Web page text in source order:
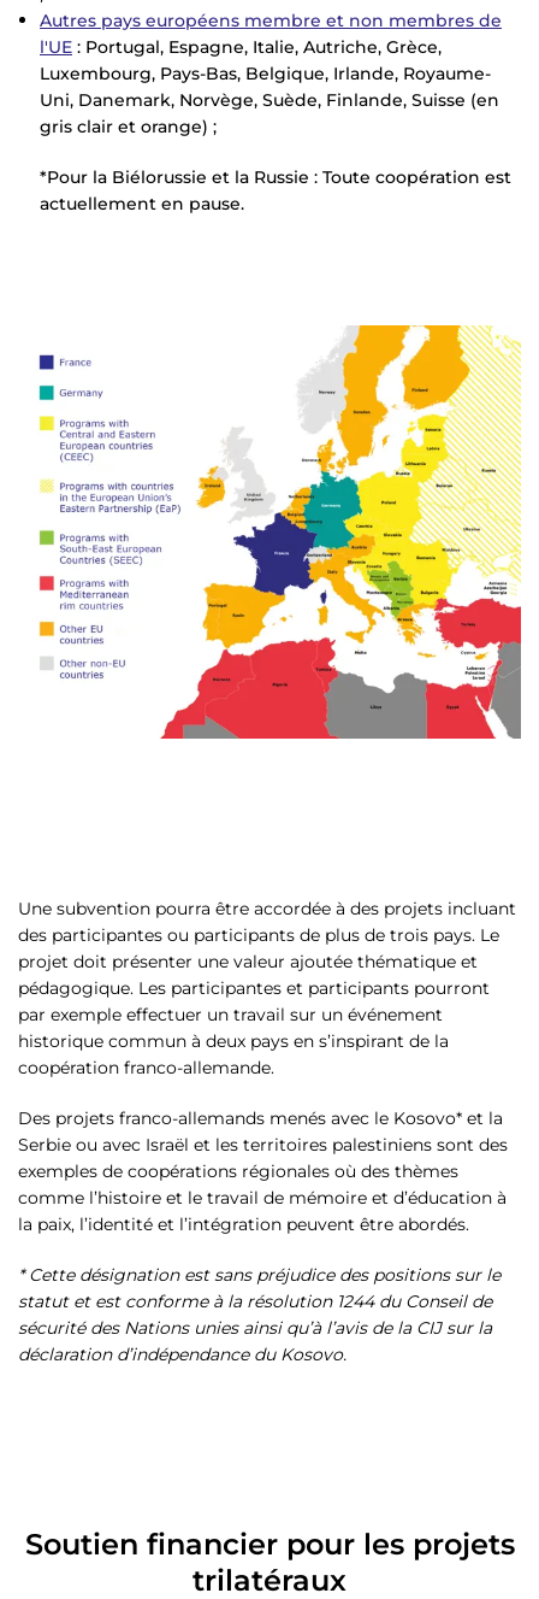
Autres pays européens membre et non membres de
l'UE : Portugal, Espagne, Italie, Autriche, Grèce,
Luxembourg, Pays-Bas, Belgique, Irlande, Royaume-
Uni, Danemark, Norvège, Suède, Finlande, Suisse (en
gris clair et orange) ;
*Pour la Biélorussie et la Russie : Toute coopération est
actuellement en pause.
Une subvention pourra être accordée à des projets incluant
des participantes ou participants de plus de trois pays. Le
projet doit présenter une valeur ajoutée thématique et
pédagogique. Les participantes et participants pourront
par exemple effectuer un travail sur un événement
historique commun à deux pays en s’inspirant de la
coopération franco-allemande.
Des projets franco-allemands menés avec le Kosovo* et la
Serbie ou avec Israël et les territoires palestiniens sont des
exemples de coopérations régionales où des thèmes
comme l’histoire et le travail de mémoire et d’éducation à
la paix, l’identité et l’intégration peuvent être abordés.
* Cette désignation est sans préjudice des positions sur le
statut et est conforme à la résolution 1244 du Conseil de
sécurité des Nations unies ainsi qu’à l’avis de la CIJ sur la
déclaration d’indépendance du Kosovo.
Soutien financier pour les projets
trilatéraux